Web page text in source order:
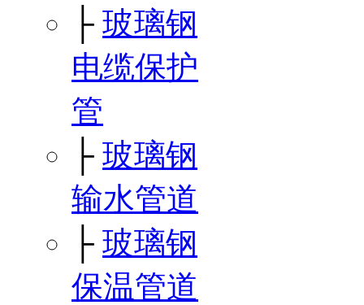
├ 玻璃钢
电缆保护
管
├ 玻璃钢
输水管道
├ 玻璃钢
保温管道